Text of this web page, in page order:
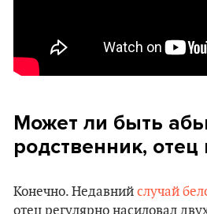
Может ли быть
родственник, отец
Конечно. Недавний случай
отец регулярно насиловал